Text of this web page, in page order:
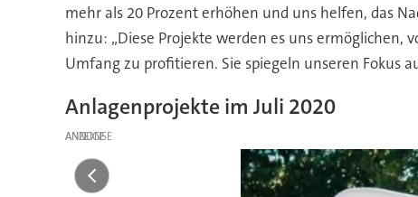
mehr als 20 Prozent erhöhen und uns helfen, das
hinzu: „Diese Projekte werden es uns ermöglichen,
Umfang zu profitieren. Sie spiegeln unseren Fokus
Anlagenprojekte im Juli 2020
ANZEIGE